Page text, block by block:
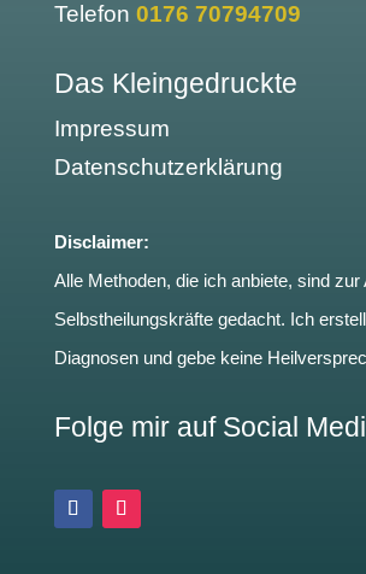
Telefon 0176 70794709
Das Kleingedruckte
Impressum
Datenschutzerklärung
Disclaimer:
Alle Methoden, die ich anbiete, sind zur
Selbstheilungskräfte gedacht. Ich
Diagnosen und gebe keine
Folge mir auf Social